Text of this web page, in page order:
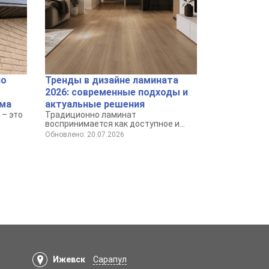
это
Тренды в дизайне ламината
2026: современные подходы и
актуальные решения
Традиционно ламинат
воспринимается как доступное и
практичное покрытие для пола.
Обновлено: 20.07.2026
Ижевск Сарапул